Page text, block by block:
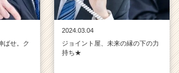
ばせ。ク
2024.03.04
ジョイント屋、未来の縁の下の力
持ち★